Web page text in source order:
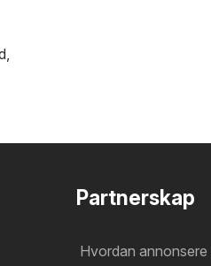
Partnerskap
Hvordan annonsere